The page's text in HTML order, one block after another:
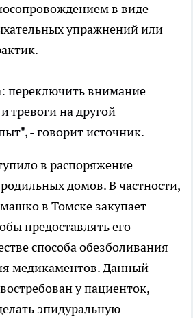
в виде
упражнений или
переключить внимание
тревоги на другой
- говорит источник.
в распоряжение
домов. В частности,
в Томске закупает
предоставлять его
способа обезболивания
медикаментов. Данный
у пациенток,
эпидуральную